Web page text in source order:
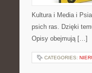
Kultura i Media i
psich ras. Dzięki
Opisy obejmują […]
CATEGORIES: